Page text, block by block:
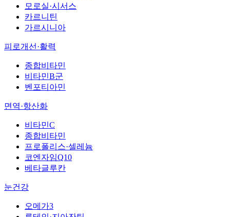
모로실·시서스
카르니틴
가르시니아
피로개선·활력
종합비타민
비타민B군
벤포티아민
면역·항산화
비타민C
종합비타민
프로폴리스·셀레늄
코엔자임Q10
베타글루칸
눈건강
오메가3